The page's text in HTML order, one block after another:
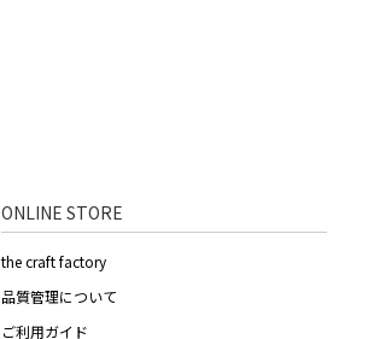
ONLINE STORE
the craft factory
品質管理について
ご利用ガイド